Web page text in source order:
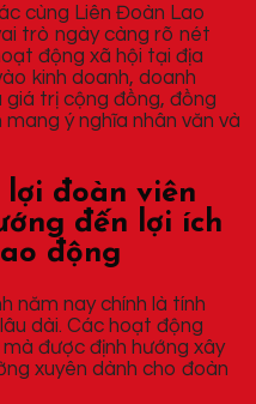
cùng Liên Đoàn Lao
trò ngày càng rõ nét
động xã hội tại địa
kinh doanh, doanh
trị cộng đồng, đồng
ý nghĩa nhân văn và
lợi đoàn viên
đến lợi ích
động
năm nay chính là tính
dài. Các hoạt động
được định hướng xây
xuyên dành cho đoàn